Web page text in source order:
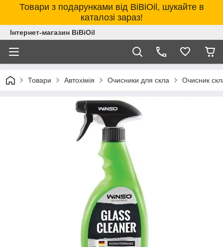
Товари з подарунками від BiBiOil, шукайте в
каталозі зараз!
Інтернет-магазин BiBiOil
Товари Автохімія Очисники для скла Очисник